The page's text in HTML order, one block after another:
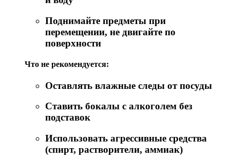
Поднимайте предметы при
перемещении, не двигайте по
поверхности
Что не рекомендуется:
Оставлять влажные следы от посуды
Ставить бокалы с алкоголем без
подставок
Использовать агрессивные средства
(спирт, растворители, аммиак)